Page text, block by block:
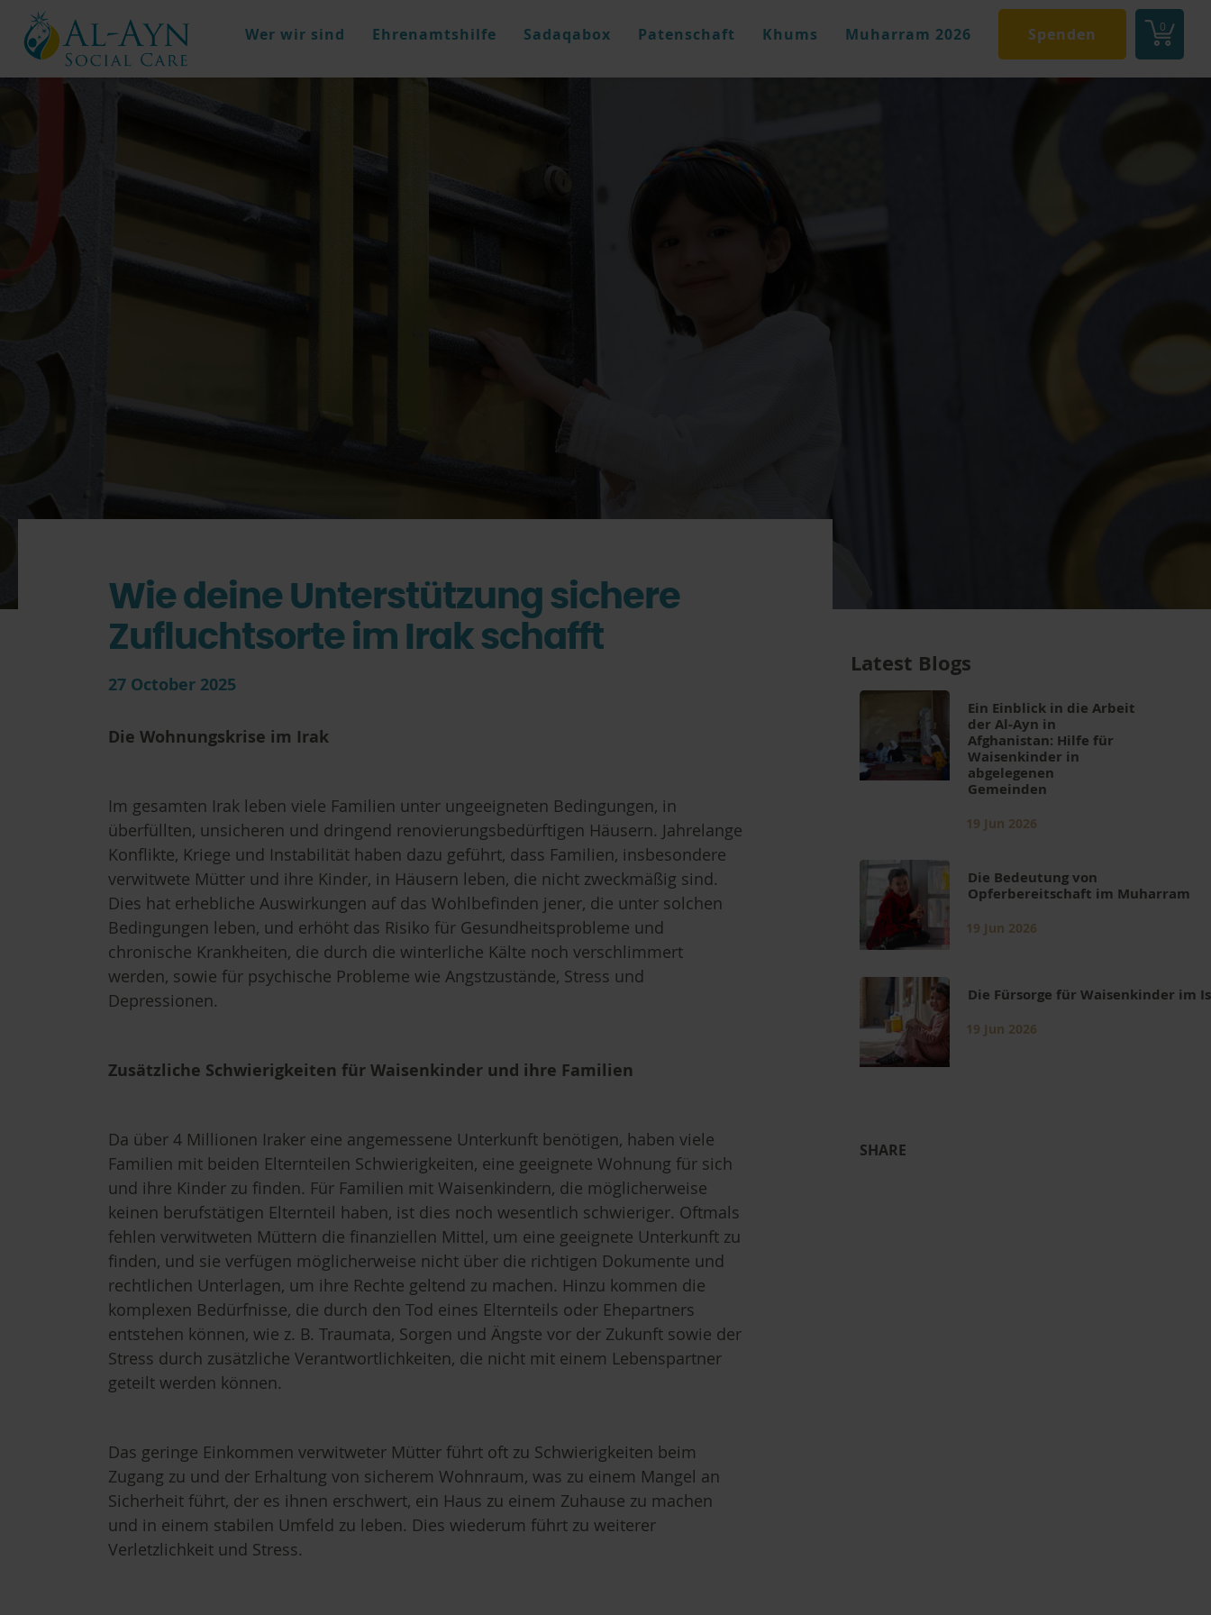
0
Wer wir sind Ehrenamtshilfe Sadaqabox Patenschaft Khums Muharram 2026 Spenden
Wie deine Unterstützung sichere
Zufluchtsorte im Irak schafft
27 October 2025
Die Wohnungskrise im Irak
Im gesamten Irak leben viele Familien unter ungeeigneten Bedingungen, in
überfüllten, unsicheren und dringend renovierungsbedürftigen Häusern. Jahrelange
Konflikte, Kriege und Instabilität haben dazu geführt, dass Familien, insbesondere
verwitwete Mütter und ihre Kinder, in Häusern leben, die nicht zweckmäßig sind.
Dies hat erhebliche Auswirkungen auf das Wohlbefinden jener, die unter solchen
Bedingungen leben, und erhöht das Risiko für Gesundheitsprobleme und
chronische Krankheiten, die durch die winterliche Kälte noch verschlimmert
werden, sowie für psychische Probleme wie Angstzustände, Stress und
Depressionen.
Zusätzliche Schwierigkeiten für Waisenkinder und ihre Familien
Da über 4 Millionen Iraker eine angemessene Unterkunft benötigen, haben viele
Familien mit beiden Elternteilen Schwierigkeiten, eine geeignete Wohnung für sich
und ihre Kinder zu finden. Für Familien mit Waisenkindern, die möglicherweise
keinen berufstätigen Elternteil haben, ist dies noch wesentlich schwieriger. Oftmals
fehlen verwitweten Müttern die finanziellen Mittel, um eine geeignete Unterkunft zu
finden, und sie verfügen möglicherweise nicht über die richtigen Dokumente und
rechtlichen Unterlagen, um ihre Rechte geltend zu machen. Hinzu kommen die
komplexen Bedürfnisse, die durch den Tod eines Elternteils oder Ehepartners
entstehen können, wie z. B. Traumata, Sorgen und Ängste vor der Zukunft sowie der
Stress durch zusätzliche Verantwortlichkeiten, die nicht mit einem Lebenspartner
geteilt werden können.
Das geringe Einkommen verwitweter Mütter führt oft zu Schwierigkeiten beim
Zugang zu und der Erhaltung von sicherem Wohnraum, was zu einem Mangel an
Sicherheit führt, der es ihnen erschwert, ein Haus zu einem Zuhause zu machen
und in einem stabilen Umfeld zu leben. Dies wiederum führt zu weiterer
Verletzlichkeit und Stress.
Latest Blogs
Ein Einblick in die Arbeit
der Al-Ayn in
Afghanistan: Hilfe für
Waisenkinder in
abgelegenen
Gemeinden
19 Jun 2026
Die Bedeutung von
Opferbereitschaft im Muharram
19 Jun 2026
Die Fürsorge für Waisenkinder im
19 Jun 2026
SHARE